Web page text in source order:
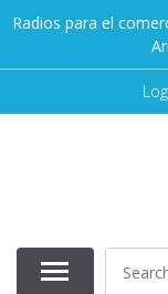
Radios para el